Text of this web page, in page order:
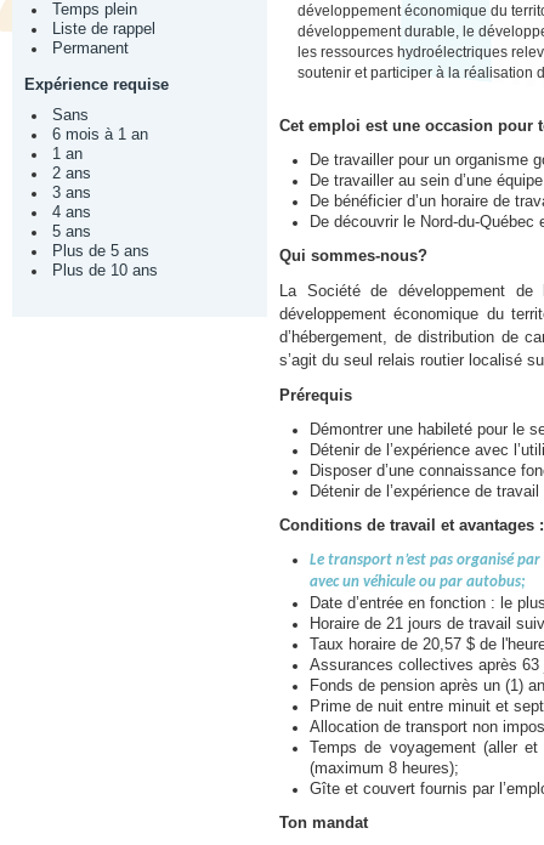
Temps plein
Liste de rappel
Permanent
Expérience requise
Sans
6 mois à 1 an
1 an
2 ans
3 ans
4 ans
5 ans
Plus de 5 ans
Plus de 10 ans
développement économique du
développement durable, le
les ressources hydroélectriques
soutenir et participer à la réalisation
Cet emploi est une occasion pour
De travailler pour un organisme
De travailler au sein d’une
De bénéficier d’un horaire de
De découvrir le Nord-du-Québec
Qui sommes-nous?
La Société de développement de
développement économique du
d’hébergement, de distribution de
s’agit du seul relais routier localisé
Prérequis
Démontrer une habileté pour le
Détenir de l’expérience avec
Disposer d’une connaissance
Détenir de l’expérience de
Conditions de travail et avantages :
Le transport n’est pas organisé par
avec un véhicule ou par autobus;
Date d’entrée en fonction : le
Horaire de 21 jours de travail
Taux horaire de 20,57 $ de
Assurances collectives après
Fonds de pension après un (1)
Prime de nuit entre minuit et
Allocation de transport non
Temps de voyagement (aller
(maximum 8 heures);
Gîte et couvert fournis par
Ton mandat